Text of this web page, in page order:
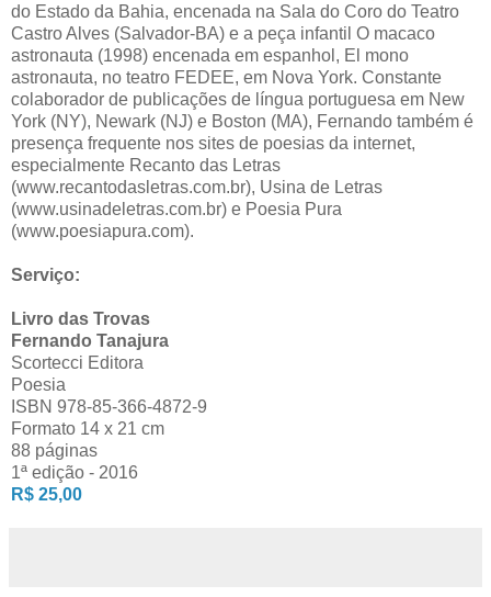
do Estado da Bahia, encenada na Sala do Coro do Teatro
Castro Alves (Salvador-BA) e a peça infantil O macaco
astronauta (1998) encenada em espanhol, El mono
astronauta, no teatro FEDEE, em Nova York. Constante
colaborador de publicações de língua portuguesa em New
York (NY), Newark (NJ) e Boston (MA), Fernando também é
presença frequente nos sites de poesias da internet,
especialmente Recanto das Letras
(www.recantodasletras.com.br), Usina de Letras
(www.usinadeletras.com.br) e Poesia Pura
(www.poesiapura.com).
Serviço:
Livro das Trovas
Fernando Tanajura
Scortecci Editora
Poesia
ISBN 978-85-366-4872-9
Formato 14 x 21 cm
88 páginas
1ª edição - 2016
R$ 25,00